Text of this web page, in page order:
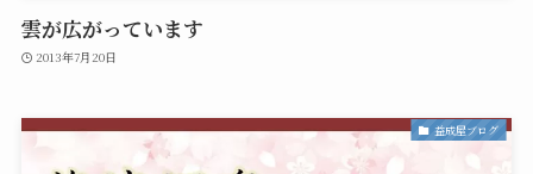
雲が広がっています
2013年7月20日
益成屋ブログ